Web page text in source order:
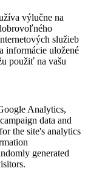
výlučne na
služieb
informácie uložené
použiť na vašu
Analytics,
data and
the site's analytics
generated